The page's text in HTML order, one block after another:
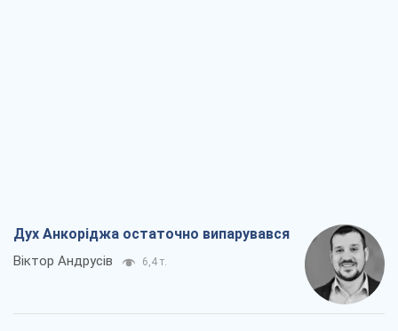
Дух Анкоріджа остаточно випарувався
Віктор Андрусів 6,4 т.